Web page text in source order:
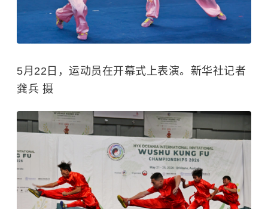
5月22日，运动员在开幕式上表演。新华社记者
龚兵 摄